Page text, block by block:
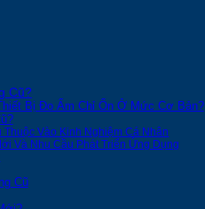
Cũ?
Bị Đo Ẩm Chỉ Ổn Ở Mức Cơ Bản?
Vào Kinh Nghiệm Cá Nhân
Và Nhu Cầu Phát Triển Ứng Dụng
Cũ